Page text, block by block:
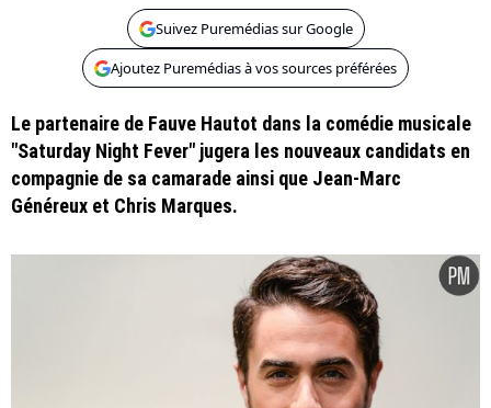
Suivez Puremédias sur Google
Ajoutez Puremédias à vos sources préférées
Le partenaire de Fauve Hautot dans la comédie musicale
"Saturday Night Fever" jugera les nouveaux candidats en
compagnie de sa camarade ainsi que Jean-Marc
Généreux et Chris Marques.